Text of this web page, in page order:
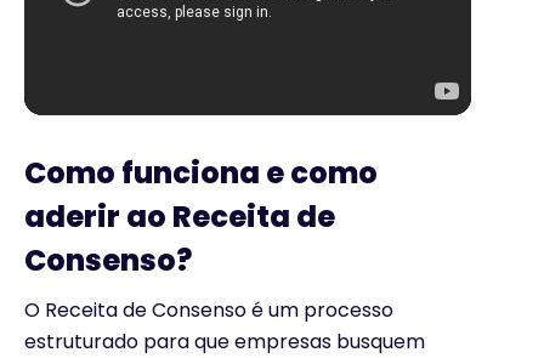
Como funciona e como
aderir ao Receita de
Consenso?
O Receita de Consenso é um processo
estruturado para que empresas busquem